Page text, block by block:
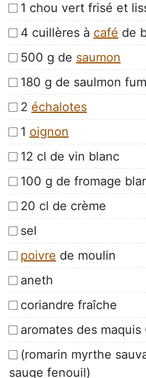
1 chou vert frisé et
4 cuillères à café de
500 g de saumon
180 g de saulmon
2 échalotes
1 oignon
12 cl de vin blanc
100 g de fromage
20 cl de crème
sel
poivre de moulin
aneth
coriandre fraîche
aromates des maquis
(romarin myrthe
sauge fenouil)